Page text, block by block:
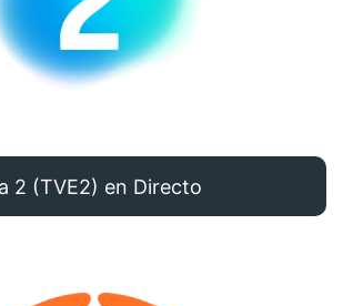
2 (TVE2) en Directo